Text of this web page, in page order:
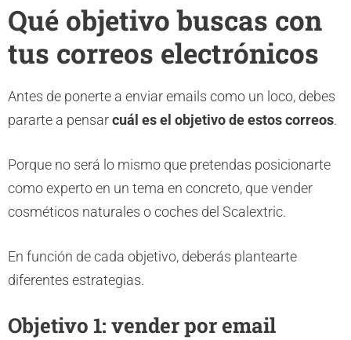
Qué objetivo buscas con
tus correos electrónicos
Antes de ponerte a enviar emails como un loco, debes
pararte a pensarcuál es el objetivo de estos correos.
Porque no será lo mismo que pretendas posicionarte
como experto en un tema en concreto, que vender
cosméticos naturales o coches del Scalextric.
En función de cada objetivo, deberás plantearte
diferentes estrategias.
Objetivo 1: vender por email